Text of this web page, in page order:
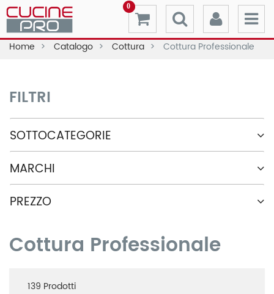
0
Home Catalogo Cottura Cottura Professionale
FILTRI
SOTTOCATEGORIE
MARCHI
PREZZO
Cottura Professionale
139 Prodotti